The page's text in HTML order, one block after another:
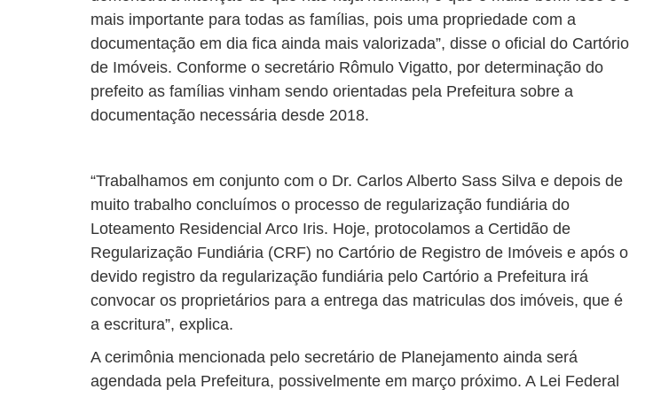
mais importante para todas as famílias, pois uma propriedade com a
documentação em dia fica ainda mais valorizada”, disse o oficial do Cartório
de Imóveis. Conforme o secretário Rômulo Vigatto, por determinação do
prefeito as famílias vinham sendo orientadas pela Prefeitura sobre a
documentação necessária desde 2018.
“Trabalhamos em conjunto com o Dr. Carlos Alberto Sass Silva e depois de
muito trabalho concluímos o processo de regularização fundiária do
Loteamento Residencial Arco Iris. Hoje, protocolamos a Certidão de
Regularização Fundiária (CRF) no Cartório de Registro de Imóveis e após o
devido registro da regularização fundiária pelo Cartório a Prefeitura irá
convocar os proprietários para a entrega das matriculas dos imóveis, que é
a escritura”, explica.
A cerimônia mencionada pelo secretário de Planejamento ainda será
agendada pela Prefeitura, possivelmente em março próximo. A Lei Federal